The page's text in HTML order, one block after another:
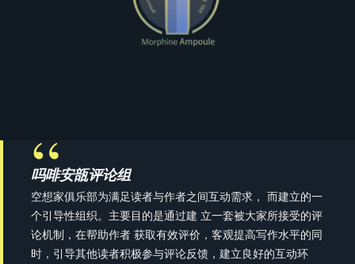
吗啡安瓿评论组
空想家俱乐部为满足读者与作者之间互动需求， 而建立的一
个引导性组织。主要目的是通过建 立一套被大家所接受的评
论机制，在帮助作者 获取有效评价，客观提高写作水平的同
时，引导其他读者积极参与评论反馈，建立良好的互动环